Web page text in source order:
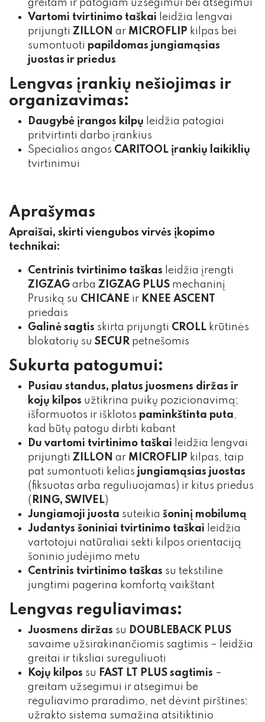
greitam ir patogiam užsegimui bei atsegimui
Vartomi tvirtinimo taškai leidžia lengvai
prijungti ZILLON ar MICROFLIP kilpas bei
sumontuoti papildomas jungiamąsias
juostas ir priedus
Lengvas įrankių nešiojimas ir
organizavimas:
Daugybė įrangos kilpų leidžia patogiai
pritvirtinti darbo įrankius
Specialios angos CARITOOL įrankių laikiklių
tvirtinimui
Aprašymas
Apraišai, skirti viengubos virvės įkopimo
technikai:
Centrinis tvirtinimo taškas leidžia įrengti
ZIGZAG arba ZIGZAG PLUS mechaninį
Prusiką su CHICANE ir KNEE ASCENT
priedais
Galinė sagtis skirta prijungti CROLL krūtinės
blokatorių su SECUR petnešomis
Sukurta patogumui:
Pusiau standus, platus juosmens diržas ir
kojų kilpos užtikrina puikų pozicionavimą;
išformuotos ir išklotos paminkštinta puta,
kad būtų patogu dirbti kabant
Du vartomi tvirtinimo taškai leidžia lengvai
prijungti ZILLON ar MICROFLIP kilpas, taip
pat sumontuoti kelias jungiamąsias juostas
(fiksuotas arba reguliuojamas) ir kitus priedus
( RING, SWIVEL)
Jungiamoji juosta suteikia šoninį mobilumą
Judantys šoniniai tvirtinimo taškai leidžia
vartotojui natūraliai sekti kilpos orientaciją
šoninio judėjimo metu
Centrinis tvirtinimo taškas su tekstiline
jungtimi pagerina komfortą vaikštant
Lengvas reguliavimas:
Juosmens diržas su DOUBLEBACK PLUS
savaime užsirakinančiomis sagtimis – leidžia
greitai ir tiksliai sureguliuoti
Kojų kilpos su FAST LT PLUS sagtimis –
greitam užsegimui ir atsegimui be
reguliavimo praradimo, net dėvint pirštines;
užrakto sistema sumažina atsitiktinio